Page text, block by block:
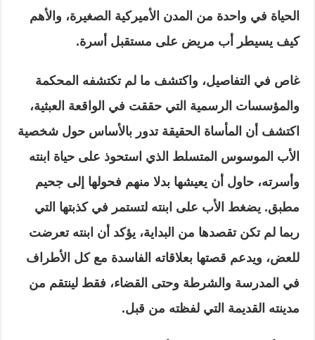
الحياة في واحدة من المدن الأميركية الصغيرة، والأهم
كيف يسيطر أب مريض على مستقبل أسرة.
غاص في التفاصيل، واكتشف ما لم تكتشفه المحكمة
والمؤسسات الرسمية التي حققت في الواقعة العبثية،
اكتشف أن المأساة الحقيقة تدور بالأساس حول شخصية
الأب الموسوس المتسلط الذي استحوذ على حياة ابنته
وأسرته، حاول أن يعيشها بدلا منهم فحولها إلى جحيم
مطبق. يضغط الأب على ابنته لتستمر في كذبتها التي
ربما لم تكن تقصدها من البداية، يؤكد أن ابنته تعرضت
للعض، ويدعم قصتها بعلاقاته الفاسدة مع كل الأطراف
في المدرسة والشرطة وحتى القضاء، فقط لينتقم من
مدينته القديمة التي لفظته من قبل.